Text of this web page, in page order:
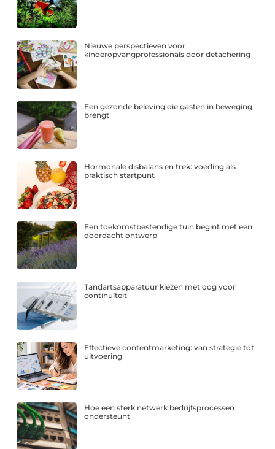
Nieuwe perspectieven voor
kinderopvangprofessionals door detachering
Een gezonde beleving die gasten in beweging
brengt
Hormonale disbalans en trek: voeding als
praktisch startpunt
Een toekomstbestendige tuin begint met een
doordacht ontwerp
Tandartsapparatuur kiezen met oog voor
continuïteit
Effectieve contentmarketing: van strategie tot
uitvoering
Hoe een sterk netwerk bedrijfsprocessen
ondersteunt